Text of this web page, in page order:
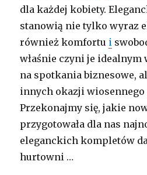
dla każdej kobiety.
stanowią nie tylko wyraz
również komfortu i
właśnie czyni je
na spotkania biznesowe,
innych okazji wiosennego
Przekonajmy się, jakie
przygotowała dla nas
eleganckich kompletów
hurtowni …